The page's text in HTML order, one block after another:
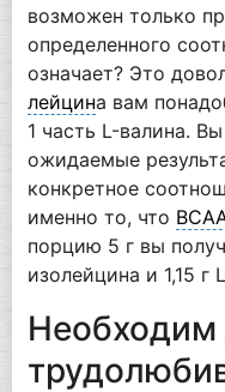
возможен только
определенного
означает? Это
лейцина вам
1 часть L-валина.
ожидаемые
конкретное
именно то, что
порцию 5 г вы
изолейцина и 1,15 г
Необходим